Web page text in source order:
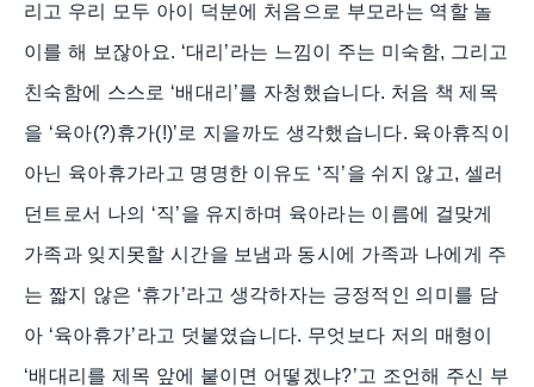
리고 우리 모두 아이 덕분에 처음으로 부모라는 역할 놀
이를 해 보잖아요. ‘대리’라는 느낌이 주는 미숙함, 그리고
친숙함에 스스로 ‘배대리’를 자청했습니다. 처음 책 제목
을 ‘육아(?)휴가(!)’로 지을까도 생각했습니다. 육아휴직이
아닌 육아휴가라고 명명한 이유도 ‘직’을 쉬지 않고, 셀러
던트로서 나의 ‘직’을 유지하며 육아라는 이름에 걸맞게
가족과 잊지못할 시간을 보냄과 동시에 가족과 나에게 주
는 짧지 않은 ‘휴가’라고 생각하자는 긍정적인 의미를 담
아 ‘육아휴가’라고 덧붙였습니다. 무엇보다 저의 매형이
‘배대리를 제목 앞에 붙이면 어떻겠냐?’고 조언해 주신 부